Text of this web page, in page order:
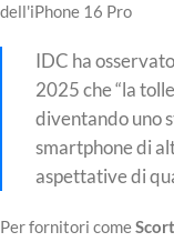
dell'iPhone 16 Pro
IDC ha
2025 che “la
diventando uno
smartphone di
aspettative di
Per fornitori come